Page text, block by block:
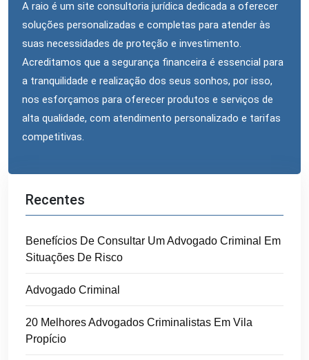
A raio é um site consultoria jurídica dedicada a oferecer
soluções personalizadas e completas para atender às
suas necessidades de proteção e investimento.
Acreditamos que a segurança financeira é essencial para
a tranquilidade e realização dos seus sonhos, por isso,
nos esforçamos para oferecer produtos e serviços de
alta qualidade, com atendimento personalizado e tarifas
competitivas.
Recentes
Benefícios De Consultar Um Advogado Criminal Em
Situações De Risco
Advogado Criminal
20 Melhores Advogados Criminalistas Em Vila
Propício